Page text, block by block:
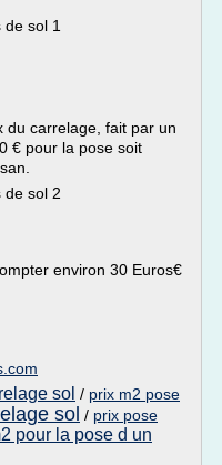
sol 1
du carrelage, fait par un
€ pour la pose soit
de sol 2
environ 30 Euros€
sol / prix m2 pose
sol / prix pose
pour la pose d un